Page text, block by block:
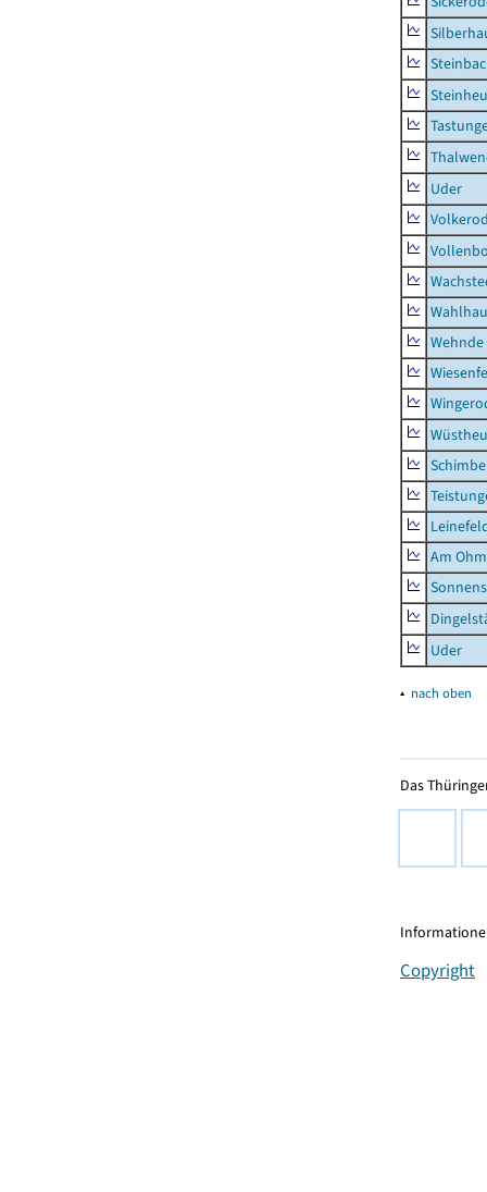
Uder
Wehnde
Am
Uder
▴ nach oben
Das
Copyright